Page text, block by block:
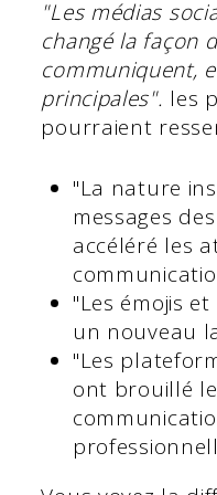
"Les médias
changé la façon
communiquent,
principales". les
pourraient
"La nature
messages
accéléré les
"Les émojis
un nouveau
"Les
ont brouillé